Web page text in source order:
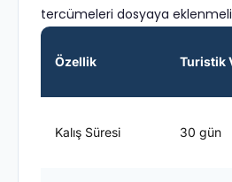
tercümeleri dosyaya
Özellik Turistik
Kalış Süresi 30 gün